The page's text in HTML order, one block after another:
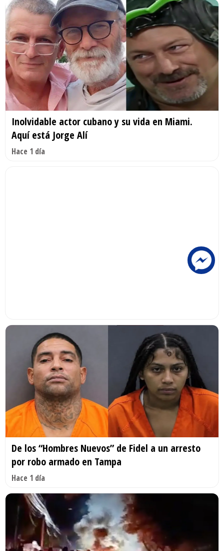
Inolvidable actor cubano y su vida en Miami.
Aquí está Jorge Alí
Hace 1 día
De los “Hombres Nuevos” de Fidel a un arresto
por robo armado en Tampa
Hace 1 día